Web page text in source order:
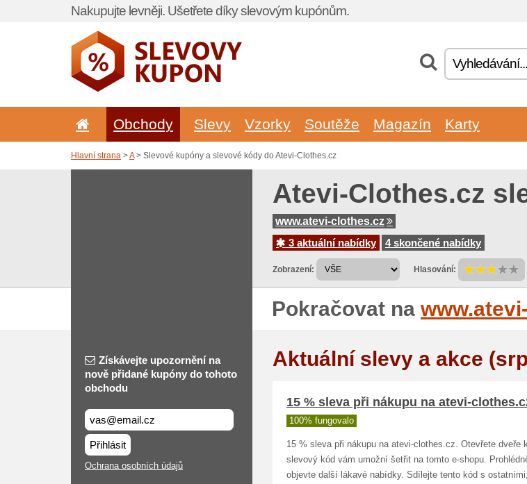
Nakupujte levněji. Ušetřete díky slevovým kupónům.
Obchody Slevy Vzorky Soutěže Magazín Karty
Hlavní strana >A> Slevové kupóny a slevové kódy do Atevi-Clothes.cz
Atevi-Clothes.cz
www.atevi-clothes.cz
3 aktuální nabídky
4 skončené nabídky
Zobrazení: Hlasování:
Pokračovat na
Získávejte upozornění na
nově přidané kupóny do tohoto
obchodu
Přihlásit
Ochrana osobních údajů
Aktuální slevy a akce
15 % sleva při nákupu na atevi-
100% fungovalo
15 % sleva při nákupu na atevi-clothes.cz. Otevřete dveře
slevový kód vám umožní šetřit na tomto e-shopu.
objevte další lákavé nabídky. Sdílejte tento kód s